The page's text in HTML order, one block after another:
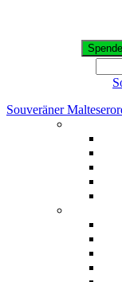
Souveräner